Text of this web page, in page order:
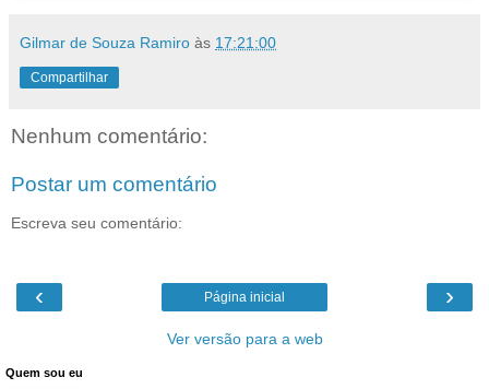
Gilmar de Souza Ramiro às 17:21:00
Compartilhar
Nenhum comentário:
Postar um comentário
Escreva seu comentário:
‹ ›
Página inicial
Ver versão para a web
Quem sou eu